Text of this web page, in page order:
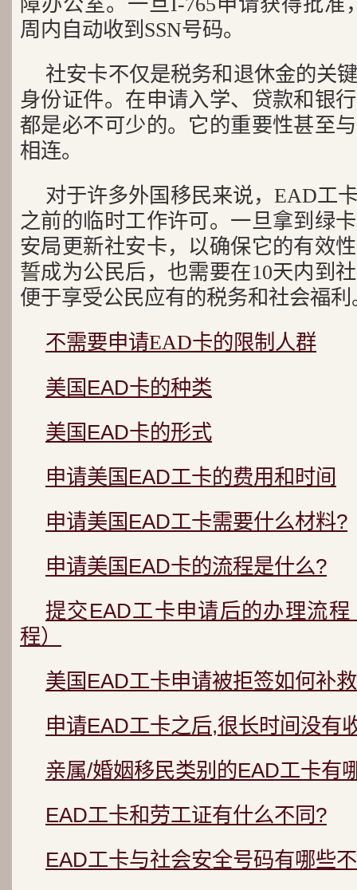
周内自动收到SSN号码。
社安卡不仅是税务和退休金的关
身份证件。在申请入学、贷款和银
都是必不可少的。它的重要性甚至
相连。
对于许多外国移民来说，EAD工
之前的临时工作许可。一旦拿到绿
安局更新社安卡，以确保它的有效
誓成为公民后，也需要在10天内到
便于享受公民应有的税务和社会福利
不需要申请EAD卡的限制人群
美国EAD卡的种类
美国EAD卡的形式
申请美国EAD工卡的费用和时间
申请美国EAD工卡需要什么材料?
申请美国EAD卡的流程是什么?
提交EAD工卡申请后的办理流
程）
美国EAD工卡申请被拒签如何补
申请EAD工卡之后,很长时间没有
亲属/婚姻移民类别的EAD工卡有
EAD工卡和劳工证有什么不同?
EAD工卡与社会安全号码有哪些